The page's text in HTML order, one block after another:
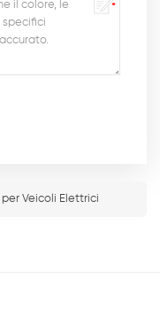
Veicoli Elettrici